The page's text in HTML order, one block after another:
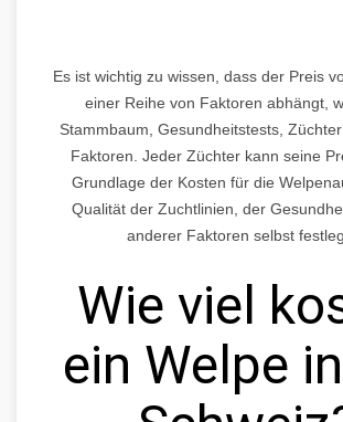
Es ist wichtig zu wissen, dass der Preis
einer Reihe von Faktoren abhängt,
Stammbaum, Gesundheitstests,
Faktoren. Jeder Züchter kann seine
Grundlage der Kosten für die
Qualität der Zuchtlinien, der
anderer Faktoren selbst
Wie viel
ein Welpe